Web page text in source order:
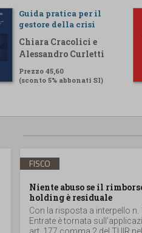
Guida pratica per il
gestore della crisi
Chiara Cracolici e
Alessandro Curletti
Prezzo 45,60
(sconto 5% abbonati SI)
FISCO
Niente abuso se il
holding è residuale
Con la risposta a interpello n.
Entrate è tornata